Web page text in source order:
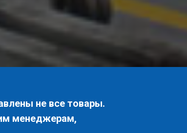
не все товары.
менеджерам,